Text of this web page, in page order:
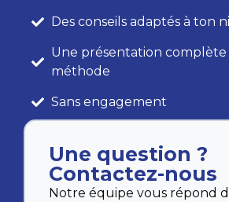
Des conseils adaptés à ton
Une présentation
méthode
Sans engagement
Une question ?
Contactez-nous
Notre équipe vous répond